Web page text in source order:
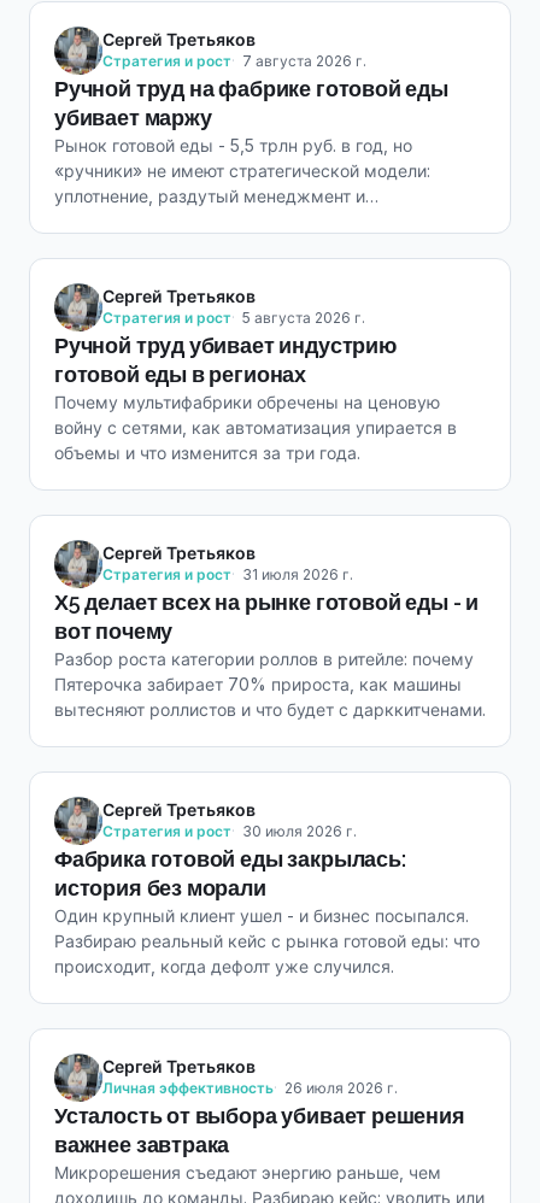
Сергей Третьяков
Стратегия и рост 7 августа 2026 г.
Ручной труд на фабрике готовой еды
убивает маржу
Рынок готовой еды - 5,5 трлн руб. в год, но
«ручники» не имеют стратегической модели:
уплотнение, раздутый менеджмент и
Сергей Третьяков
Стратегия и рост 5 августа 2026 г.
Ручной труд убивает индустрию
готовой еды в регионах
Почему мультифабрики обречены на ценовую
войну с сетями, как автоматизация упирается в
объемы и что изменится за три года.
Сергей Третьяков
Стратегия и рост 31 июля 2026 г.
Х5 делает всех на рынке готовой еды - и
вот почему
Разбор роста категории роллов в ритейле: почему
Пятерочка забирает 70% прироста, как машины
вытесняют роллистов и что будет с дарккитченами.
Сергей Третьяков
Стратегия и рост 30 июля 2026 г.
Фабрика готовой еды закрылась:
история без морали
Один крупный клиент ушел - и бизнес посыпался.
Разбираю реальный кейс с рынка готовой еды: что
происходит, когда дефолт уже случился.
Сергей Третьяков
Личная эффективность 26 июля 2026 г.
Усталость от выбора убивает решения
важнее завтрака
Микрорешения съедают энергию раньше, чем
доходишь до команды. Разбираю кейс: уволить или